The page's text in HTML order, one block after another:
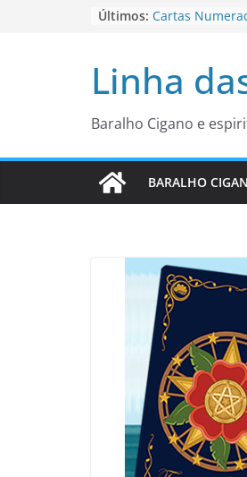
Últimos: Cartas
para está fase
Os Naipes no
Cartas da
Linha
Baralho Cigano e
BARALHO